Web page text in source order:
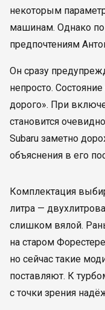
некоторым
машинам. Однако по
предпочтениям
Он сразу
непросто.
дорого». При
становится
Subaru заметно
объяснения в его
Комплектация
литра —
слишком вялой.
на старом
но сейчас такие
поставляют. К
с точки зрения